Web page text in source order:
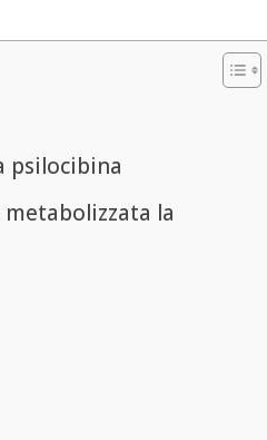
psilocibina
metabolizzata la